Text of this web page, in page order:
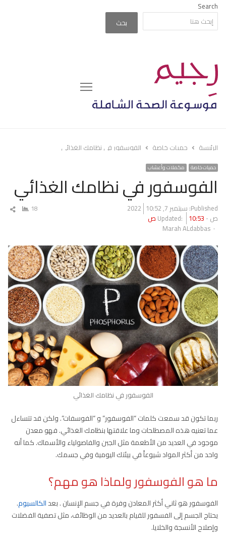
Search
بحث
Menu
الرئيسة حميات خاصة الفوسفور في نظامك الغذائي
حميات خاصة مكملات وأعشاب
الفوسفور في نظامك الغذائي
Published: سبتمبر 7, 2022
10:52
ص
Updated: 10:53 ص
Author
Marah ALdabbas
18
الفوسفور في نظامك الغذائي
ربما تكون قد سمعت كلمات “الفوسفور” و “الفوسفات”. ولكن قد تتساءل
عما تعنيه هذه المصطلحات وما علاقتها بنظامك الغذائي. فهو معدن
موجود في العديد من الأطعمة مثل الجبن والفاصولياء والأسماك. كما أنه
واحد من أكثر المواد شيوعاً في بيئتك اليومية وفي جسمك.
ما هو الفوسفور ولماذا هو مهم؟
الفوسفور هو ثاني أكثر المعادن وفرة في جسم الإنسان . بعدالكالسيوم.
يحتاج الجسم إلى الفسفور للقيام بالعديد من الوظائف، مثل تصفية الفضلات
وإصلاح الأنسجة والخلايا.